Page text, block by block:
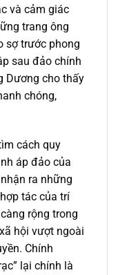
và cảm giác
trang ông
sợ trước phong
sau đảo chính
Dương cho thấy
chóng,
cách quy
áp đảo của
ra những
tác của trí
rộng trong
hội vượt ngoài
Chính
lại chính là